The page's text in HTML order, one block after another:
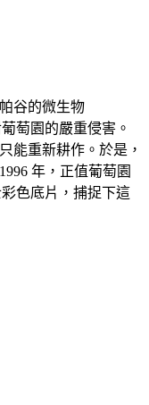
谷的微生物
萄園的嚴重侵害。
能重新耕作。於是，
年，正值葡萄園
色底片，捕捉下這